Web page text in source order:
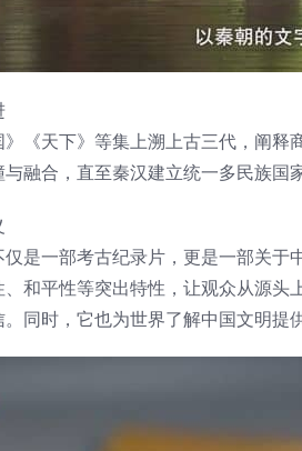
》《天下》等集上溯上古三代，阐
融合，直至秦汉建立统一多民族国
仅是一部考古纪录片，更是一部关
和平性等突出特性，让观众从源
同时，它也为世界了解中国文明提